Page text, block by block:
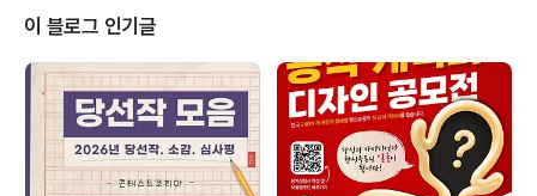
림 문학상 공모✔ LG 컴포트 키트 아이디어 공모전 * 자
세한 내용은 뉴스카드를 클릭하시면 확인하실 수 있습니
다. 자세한 내용은 콘테스트코리아 홈페이지에서 확인하
시면 도움이 됩니다~콘테스트, 공모전, 대외활동 정보 / 소
개 / 뉴스소식은 @콘테스트코리아!!
이 블로그 인기글